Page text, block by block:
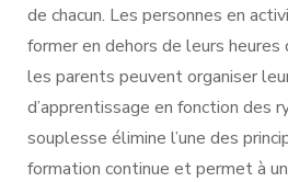
de chacun. Les personnes en
former en dehors de leurs
les parents peuvent organiser
d’apprentissage en fonction des
souplesse élimine l’une des
formation continue et permet à